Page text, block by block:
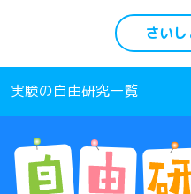
さい
実験の自由研究一覧